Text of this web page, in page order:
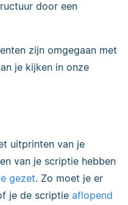
door een
zijn omgegaan met
je kijken in onze
uitprinten van je
van je scriptie hebben
gezet. Zo moet je er
je de scriptie aflopend